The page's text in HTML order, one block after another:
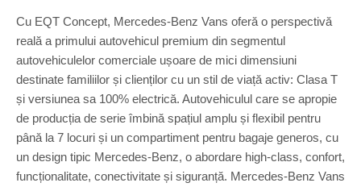
Cu EQT Concept, Mercedes-Benz Vans oferă o perspectivă
reală a primului autovehicul premium din segmentul
autovehiculelor comerciale ușoare de mici dimensiuni
destinate familiilor și clienților cu un stil de viață activ: Clasa T
și versiunea sa 100% electrică. Autovehiculul care se apropie
de producția de serie îmbină spațiul amplu și flexibil pentru
până la 7 locuri și un compartiment pentru bagaje generos, cu
un design tipic Mercedes-Benz, o abordare high-class, confort,
funcționalitate, conectivitate și siguranță. Mercedes-Benz Vans